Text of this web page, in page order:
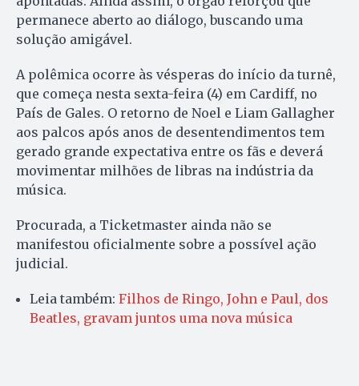
permanece aberto ao diálogo, buscando uma
solução amigável.
A polêmica ocorre às vésperas do início da turnê,
que começa nesta sexta-feira (4) em Cardiff, no
País de Gales. O retorno de Noel e Liam Gallagher
aos palcos após anos de desentendimentos tem
gerado grande expectativa entre os fãs e deverá
movimentar milhões de libras na indústria da
música.
Procurada, a Ticketmaster ainda não se
manifestou oficialmente sobre a possível ação
judicial.
Leia também: Filhos de Ringo, John e Paul, dos
Beatles, gravam juntos uma nova música